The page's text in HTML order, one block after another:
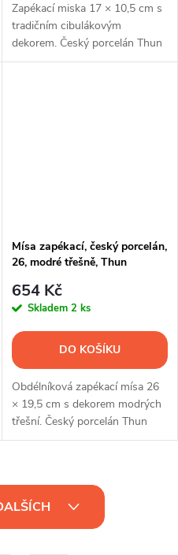
Zapékací miska 17 × 10,5 cm s
tradičním cibulákovým
dekorem. Český porcelán Thun
ideální pro jednotlivé porce,
Mísa zapékací, český porcelán,
26, modré třešně, Thun
654 Kč
Skladem 2 ks
DO KOŠÍKU
Obdélníková zapékací mísa 26
× 19,5 cm s dekorem modrých
třešní. Český porcelán Thun
ideální pro pečení, zapékání i